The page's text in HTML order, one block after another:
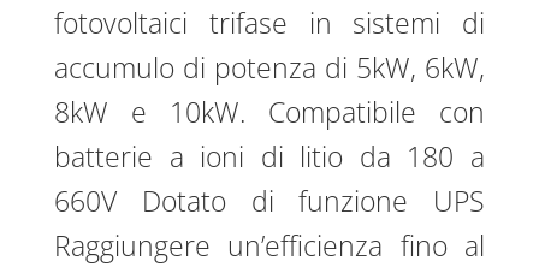
fotovoltaici trifase in sistemi di
accumulo di potenza di 5kW, 6kW,
8kW e 10kW. Compatibile con
batterie a ioni di litio da 180 a
660V Dotato di funzione UPS
Raggiungere un’efficienza fino al